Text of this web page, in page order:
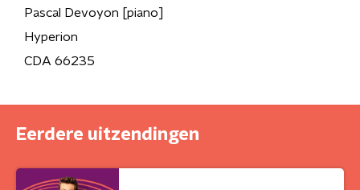
Pascal Devoyon [piano]
Hyperion
CDA 66235
Eerdere uitzendingen